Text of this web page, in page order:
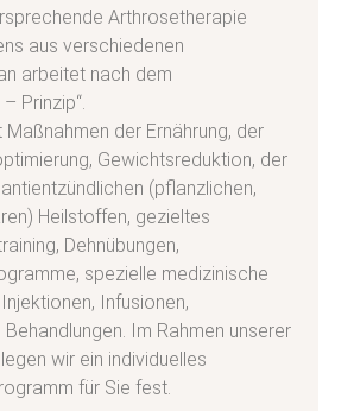
Arthrosetherapie
aus verschiedenen
arbeitet nach dem
Prinzip“.
Maßnahmen der Ernährung, der
Gewichtsreduktion, der
(pflanzlichen,
Heilstoffen, gezieltes
Dehnübungen,
spezielle medizinische
Infusionen,
Im Rahmen unserer
wir ein individuelles
für Sie fest.